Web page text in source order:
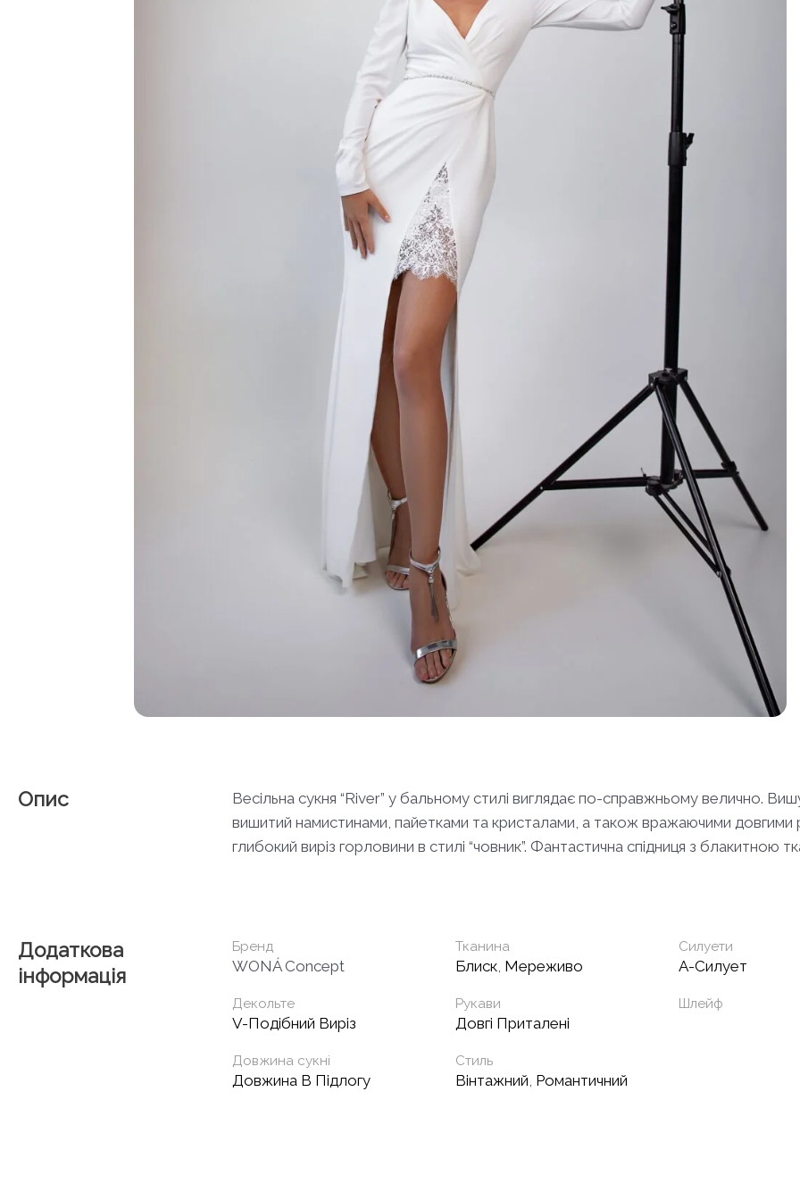
Опис
Весільна сукня “River” у бальному стилі виглядає по-справжньому велично.
вишитий намистинами, пайетками та кристалами, а також вражаючими довгими
глибокий виріз горловини в стилі “човник”. Фантастична спідниця з
Додаткова
інформація
Бренд
WONÁ Concept
Тканина
Блиск, Мереживо
Силуети
А-Силует
Декольте
V-Подібний Виріз
Рукави
Довгі Приталені
Шлейф
Довжина сукні
Довжина В Підлогу
Стиль
Вінтажний, Романтичний